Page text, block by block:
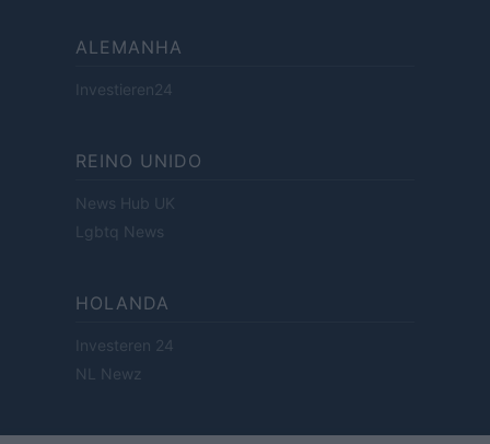
ALEMANHA
Investieren24
REINO UNIDO
News Hub UK
Lgbtq News
HOLANDA
Investeren 24
NL Newz